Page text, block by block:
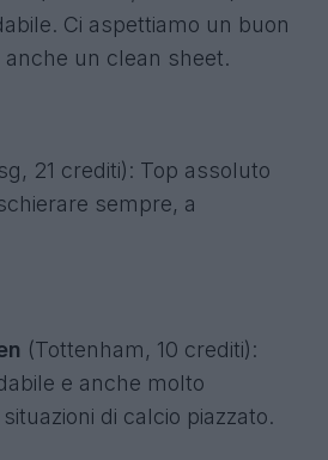
Ci aspettiamo un buon
anche un clean sheet.
21 crediti): Top assoluto
sempre, a
(Tottenham, 10 crediti):
e anche molto
di calcio piazzato.